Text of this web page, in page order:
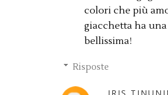
colori che più
giacchetta ha
bellissima!
Risposte